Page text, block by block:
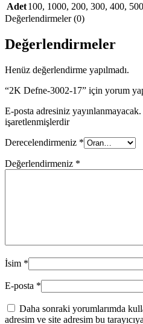
Adet100, 1000, 200, 300, 400, 500
Değerlendirmeler (0)
Değerlendirmeler
Henüz değerlendirme yapılmadı.
“2K Defne-3002-17” için yorum
E-posta adresiniz yayınlanmayacak.
işaretlenmişlerdir
Derecelendirmeniz *
Değerlendirmeniz *
İsim *
E-posta *
Daha sonraki yorumlarımda
adresim ve site adresim bu